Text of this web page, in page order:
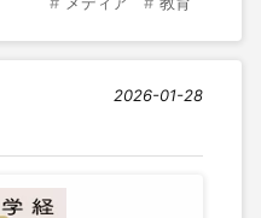
2026-01-28